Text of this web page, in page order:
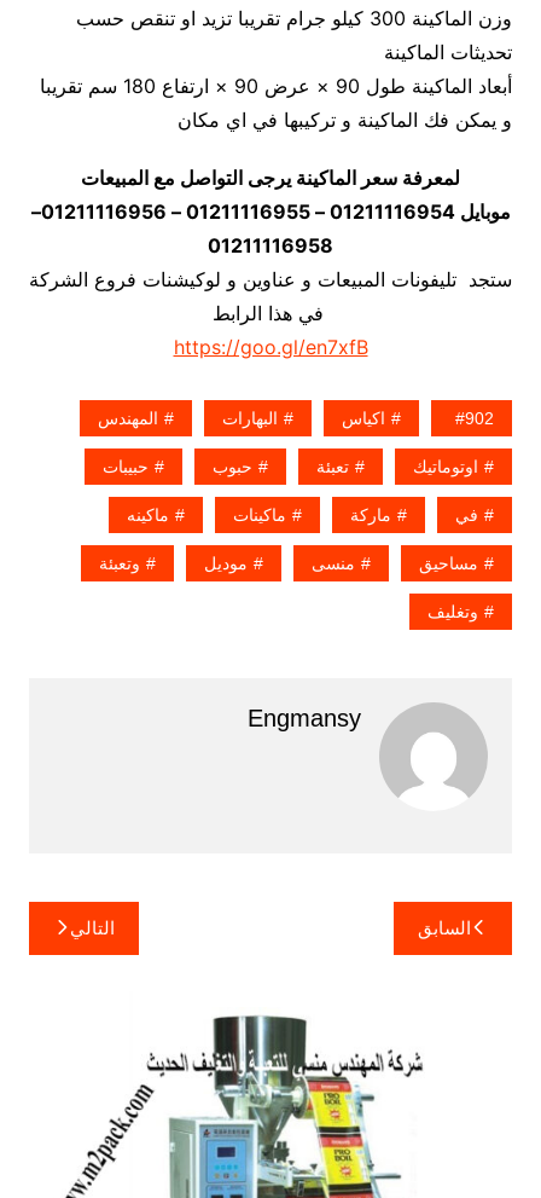
وزن الماكينة 300 كيلو جرام تقريبا تزيد او تنقص حسب
تحديثات الماكينة
أبعاد الماكينة طول 90 × عرض 90 × ارتفاع 180 سم تقريبا
و يمكن فك الماكينة و تركيبها في اي مكان
لمعرفة سعر الماكينة يرجى التواصل مع المبيعات
موبايل 01211116954 – 01211116955 – 01211116956–
01211116958
ستجد تليفونات المبيعات و عناوين و لوكيشنات فروع الشركة
في هذا الرابط
https://goo.gl/en7xfB
902 اكياس البهارات المهندس
اوتوماتيك تعبئة حبوب حبيبات
في ماركة ماكينات ماكينه
مساحيق منسى موديل وتعبئة
وتغليف
Engmansy
تصفّح
المقالات
السابق التالي